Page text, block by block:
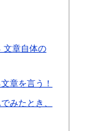
文章自体の
章を言う！
みたとき、